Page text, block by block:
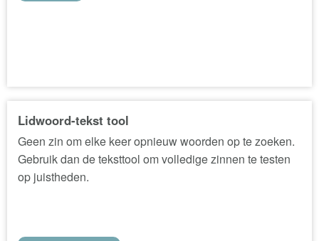
Lidwoord-tekst tool
Geen zin om elke keer opnieuw woorden op te zoeken.
Gebruik dan de teksttool om volledige zinnen te testen
op juistheden.